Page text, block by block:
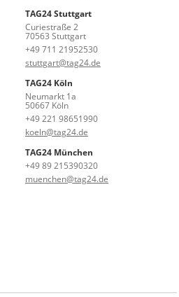
TAG24 Stuttgart
Curiestraße 2
70563 Stuttgart
+49 711 21952530
stuttgart@tag24.de
TAG24 Köln
Neumarkt 1a
50667 Köln
+49 221 98651990
koeln@tag24.de
TAG24 München
+49 89 215390320
muenchen@tag24.de